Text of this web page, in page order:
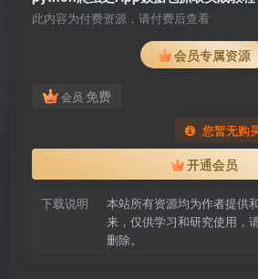
此内容为付费资源，请付费后查看
会员专属资源
会员 免费
您暂无购
开通会员
下载说明
本站所有资源均为作者提供
来，仅供学习和研究使用，
删除。